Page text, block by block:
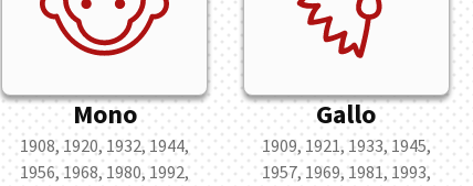
Mono
1908, 1920, 1932, 1944,
1956, 1968, 1980, 1992,
Gallo
1909, 1921, 1933, 1945,
1957, 1969, 1981, 1993,